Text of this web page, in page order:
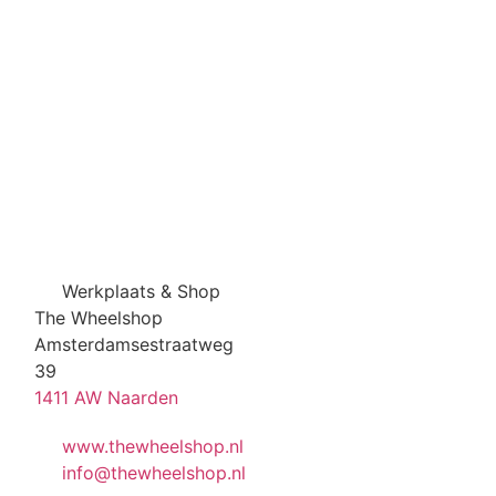
Werkplaats & Shop
The Wheelshop
Amsterdamsestraatweg
39
1411 AW Naarden
www.thewheelshop.nl
info@thewheelshop.nl